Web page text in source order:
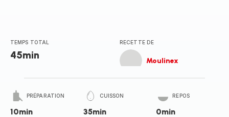
TEMPS TOTAL
45min
RECETTE DE
Moulinex
PRÉPARATION
10min
CUISSON
35min
REPOS
0min